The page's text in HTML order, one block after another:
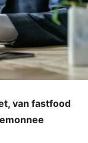
van fastfood